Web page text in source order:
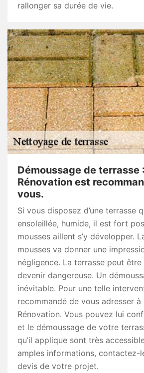
rallonger sa durée de vie.
Démoussage de terrasse
Rénovation est
vous.
Si vous disposez d’une terrasse
ensoleillée, humide, il est fort
mousses aillent s’y développer.
mousses va donner une
négligence. La terrasse peut
devenir dangereuse. Un
inévitable. Pour une telle
recommandé de vous adresser à
Rénovation. Vous pouvez lui
et le démoussage de votre
qu’il applique sont très
amples informations, contactez-
devis de votre projet.